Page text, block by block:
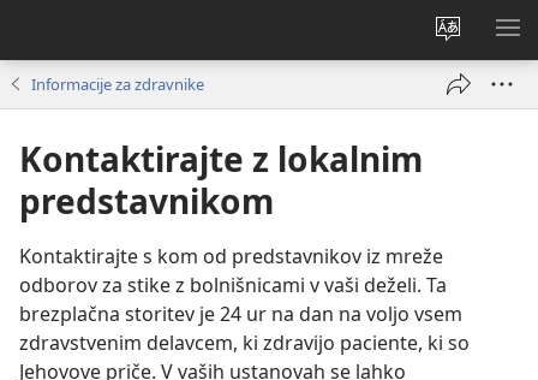
Spremeni
jezik
spletnega
Informacije za zdravnike
Kontaktirajte z lokalnim
predstavnikom
Kontaktirajte s kom od predstavnikov iz mreže
odborov za stike z bolnišnicami v vaši deželi. Ta
brezplačna storitev je 24 ur na dan na voljo vsem
zdravstvenim delavcem, ki zdravijo paciente, ki so
Jehovove priče. V vaših ustanovah se lahko